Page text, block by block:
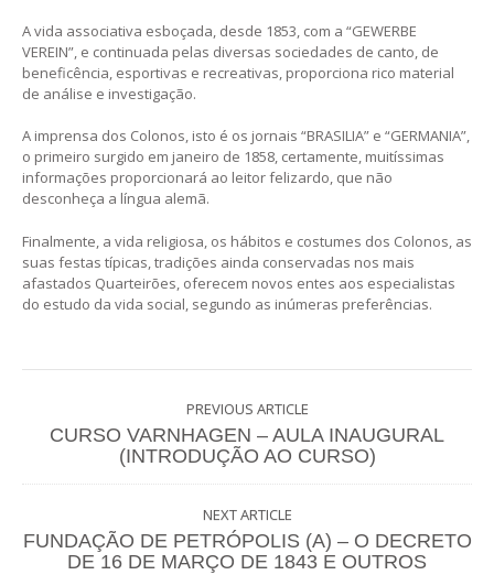
A vida associativa esboçada, desde 1853, com a “GEWERBE
VEREIN”, e continuada pelas diversas sociedades de canto, de
beneficência, esportivas e recreativas, proporciona rico material
de análise e investigação.
A imprensa dos Colonos, isto é os jornais “BRASILIA” e “GERMANIA”,
o primeiro surgido em janeiro de 1858, certamente, muitíssimas
informações proporcionará ao leitor felizardo, que não
desconheça a língua alemã.
Finalmente, a vida religiosa, os hábitos e costumes dos Colonos, as
suas festas típicas, tradições ainda conservadas nos mais
afastados Quarteirões, oferecem novos entes aos especialistas
do estudo da vida social, segundo as inúmeras preferências.
PREVIOUS ARTICLE
CURSO VARNHAGEN – AULA INAUGURAL
(INTRODUÇÃO AO CURSO)
NEXT ARTICLE
FUNDAÇÃO DE PETRÓPOLIS (A) – O DECRETO
DE 16 DE MARÇO DE 1843 E OUTROS